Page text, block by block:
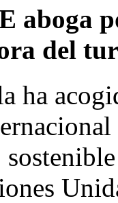
aboga
del
ha